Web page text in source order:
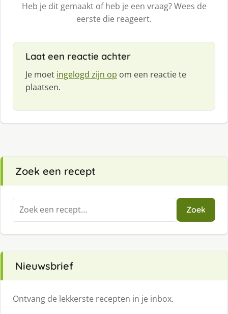
Heb je dit gemaakt of heb je een vraag? Wees de
eerste die reageert.
Laat een reactie achter
Je moet ingelogd zijn op om een reactie te
plaatsen.
Zoek een recept
Zoeken
naar:
Zoek
Nieuwsbrief
Ontvang de lekkerste recepten in je inbox.